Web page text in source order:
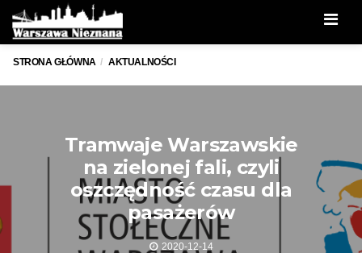
STRONA GŁÓWNA AKTUALNOŚCI
Tramwaje Warszawskie
na zielonej fali, czyli
oszczędność czasu dla
pasażerów
2020-12-14